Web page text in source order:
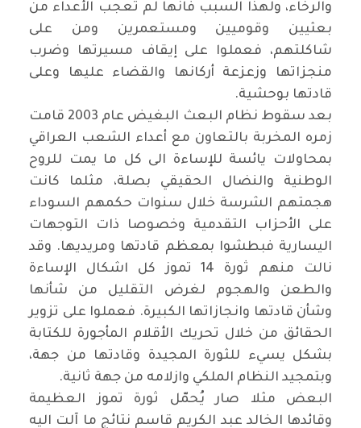
والرخاء، ولهذا السبب فانها لم تعجب الأعداء من
بعثيين وقوميين ومستعمرين ومن على
شاكلتهم، فعملوا على إيقاف مسيرتها وضرب
منجزاتها وزعزعة أركانها والقضاء عليها وعلى
قادتها بوحشية.
بعد سقوط نظام البعث البغيض عام 2003 قامت
زمره المخربة بالتعاون مع أعداء الشعب العراقي
بمحاولات يائسة للإساءة الى كل ما يمت للروح
الوطنية والنضال الحقيقي بصلة، مثلما كانت
هجمتهم الشرسة خلال سنوات حكمهم السوداء
على الأحزاب التقدمية وخصوصا ذات التوجهات
اليسارية فبطشوا بمعظم قادتها ومريديها. وقد
نالت منهم ثورة 14 تموز كل اشكال الإساءة
والطعن والهجوم لغرض التقليل من شأنها
وشأن قادتها وانجازاتها الكبيرة. فعملوا على تزوير
الحقائق من خلال تحريك الأقلام المأجورة للكتابة
بشكل يسيء للثورة المجيدة وقادتها من جهة،
وبتمجيد النظام الملكي وازلامه من جهة ثانية.
البعض مثلا صار يُحمّل ثورة تموز العظيمة
وقائدها الخالد عبد الكريم قاسم نتائج ما آلت اليه